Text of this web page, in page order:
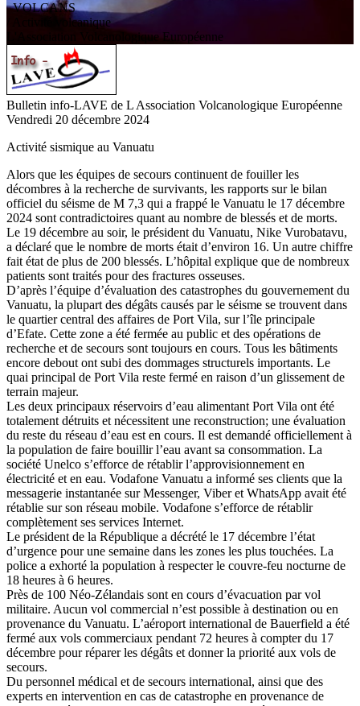
VOLCANS
/ Activité volcanique
ssociation V olcanologiqueEuropéenne
Bulletin info-LAVE de L Association Volcanologique Européenne
Vendredi 20 décembre 2024
Activité sismique au Vanuatu
Alors que les équipes de secours continuent de fouiller les
décombres à la recherche de survivants, les rapports sur le bilan
officiel du séisme de M 7,3 qui a frappé le Vanuatu le 17 décembre
2024 sont contradictoires quant au nombre de blessés et de morts.
Le 19 décembre au soir, le président du Vanuatu, Nike Vurobatavu,
a déclaré que le nombre de morts était d’environ 16. Un autre chiffre
fait état de plus de 200 blessés. L’hôpital explique que de nombreux
patients sont traités pour des fractures osseuses.
D’après l’équipe d’évaluation des catastrophes du gouvernement du
Vanuatu, la plupart des dégâts causés par le séisme se trouvent dans
le quartier central des affaires de Port Vila, sur l’île principale
d’Efate. Cette zone a été fermée au public et des opérations de
recherche et de secours sont toujours en cours. Tous les bâtiments
encore debout ont subi des dommages structurels importants. Le
quai principal de Port Vila reste fermé en raison d’un glissement de
terrain majeur.
Les deux principaux réservoirs d’eau alimentant Port Vila ont été
totalement détruits et nécessitent une reconstruction; une évaluation
du reste du réseau d’eau est en cours. Il est demandé officiellement à
la population de faire bouillir l’eau avant sa consommation. La
société Unelco s’efforce de rétablir l’approvisionnement en
électricité et en eau. Vodafone Vanuatu a informé ses clients que la
messagerie instantanée sur Messenger, Viber et WhatsApp avait été
rétablie sur son réseau mobile. Vodafone s’efforce de rétablir
complètement ses services Internet.
Le président de la République a décrété le 17 décembre l’état
d’urgence pour une semaine dans les zones les plus touchées. La
police a exhorté la population à respecter le couvre-feu nocturne de
18 heures à 6 heures.
Près de 100 Néo-Zélandais sont en cours d’évacuation par vol
militaire. Aucun vol commercial n’est possible à destination ou en
provenance du Vanuatu. L’aéroport international de Bauerfield a été
fermé aux vols commerciaux pendant 72 heures à compter du 17
décembre pour réparer les dégâts et donner la priorité aux vols de
secours.
Du personnel médical et de secours international, ainsi que des
experts en intervention en cas de catastrophe en provenance de